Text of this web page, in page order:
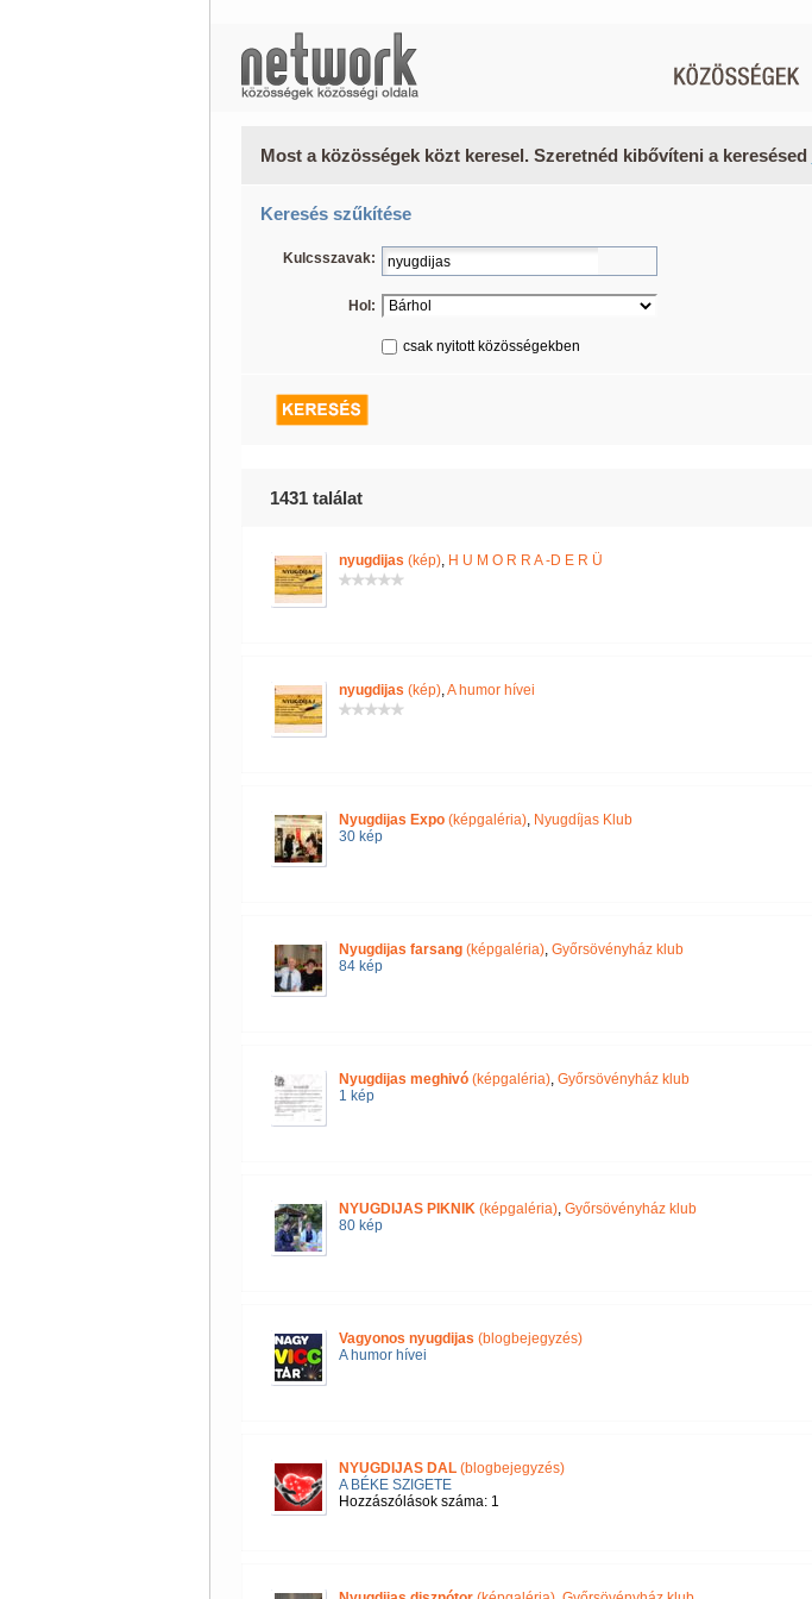
Most a közösségek közt keresel. Szeretnéd kibővíteni a keresésed
Keresés szűkítése
Kulcsszavak:
Hol:
csak nyitott közösségekben
1431 találat
nyugdijas (kép), H U M O R R A -D E R Ü
nyugdijas (kép),A humor hívei
Nyugdijas Expo(képgaléria), Nyugdíjas Klub
30 kép
Nyugdijas farsang(képgaléria), Győrsövényház klub
84 kép
Nyugdijas meghivó(képgaléria), Győrsövényház klub
1 kép
NYUGDIJAS PIKNIK(képgaléria), Győrsövényház klub
80 kép
Vagyonos nyugdijas (blogbejegyzés)
A humor hívei
NYUGDIJAS DAL(blogbejegyzés)
A BÉKE SZIGETE
Hozzászólások száma: 1